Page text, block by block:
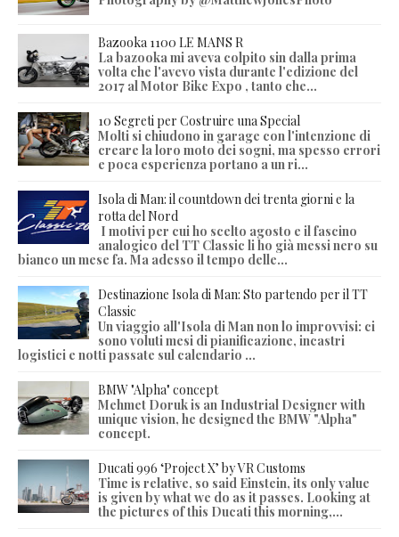
Bazooka 1100 LE MANS R
La bazooka mi aveva colpito sin dalla prima
volta che l'avevo vista durante l'edizione del
2017 al Motor Bike Expo , tanto che...
10 Segreti per Costruire una Special
Molti si chiudono in garage con l'intenzione di
creare la loro moto dei sogni, ma spesso errori
e poca esperienza portano a un ri...
Isola di Man: il countdown dei trenta giorni e la
rotta del Nord
I motivi per cui ho scelto agosto e il fascino
analogico del TT Classic li ho già messi nero su
bianco un mese fa. Ma adesso il tempo delle...
Destinazione Isola di Man: Sto partendo per il TT
Classic
Un viaggio all'Isola di Man non lo improvvisi: ci
sono voluti mesi di pianificazione, incastri
logistici e notti passate sul calendario ...
BMW "Alpha" concept
Mehmet Doruk is an Industrial Designer with
unique vision, he designed the BMW "Alpha"
concept.
Ducati 996 ‘Project X’ by VR Customs
Time is relative, so said Einstein, its only value
is given by what we do as it passes. Looking at
the pictures of this Ducati this morning,...